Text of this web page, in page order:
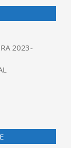
2023-